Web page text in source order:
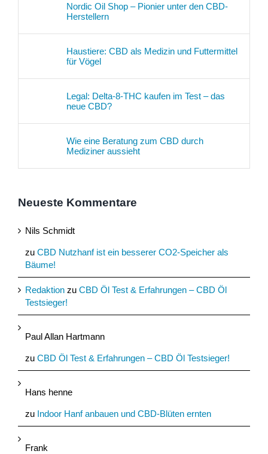
Nordic Oil Shop – Pionier unter den CBD-
Herstellern
Haustiere: CBD als Medizin und Futtermittel
für Vögel
Legal: Delta-8-THC kaufen im Test – das
neue CBD?
Wie eine Beratung zum CBD durch
Mediziner aussieht
Neueste Kommentare
Nils Schmidt
zu CBD Nutzhanf ist ein besserer CO2-Speicher als
Bäume!
Redaktion zu CBD Öl Test & Erfahrungen – CBD Öl
Testsieger!
Paul Allan Hartmann
zu CBD Öl Test & Erfahrungen – CBD Öl Testsieger!
Hans henne
zu Indoor Hanf anbauen und CBD-Blüten ernten
Frank